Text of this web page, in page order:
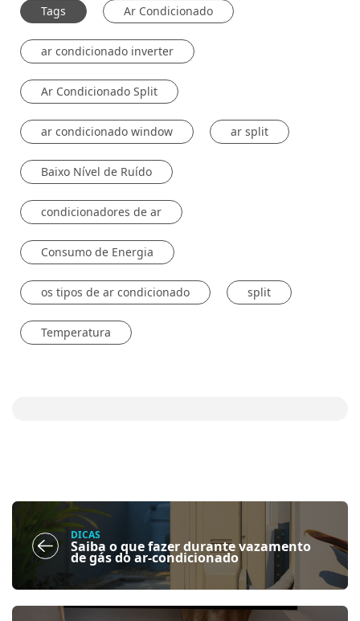
Tags Ar Condicionado
ar condicionado inverter
Ar Condicionado Split
ar condicionado window ar split
Baixo Nível de Ruído
condicionadores de ar
Consumo de Energia
os tipos de ar condicionado split
Temperatura
DICAS
Saiba o que fazer durante vazamento
de gás do ar-condicionado